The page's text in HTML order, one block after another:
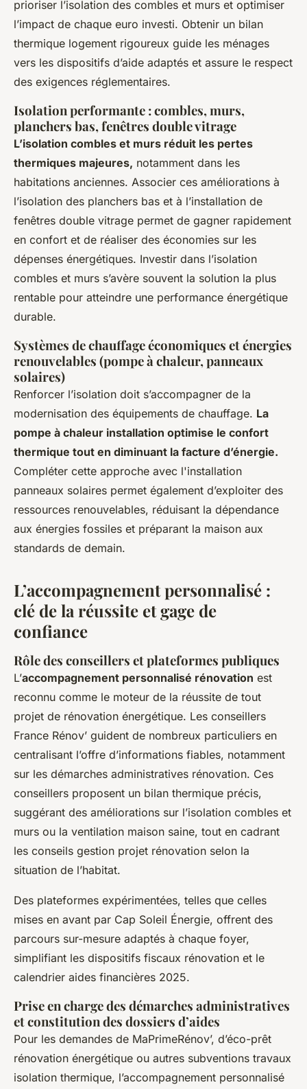
prioriser l’isolation des combles et murs et optimiser
l’impact de chaque euro investi. Obtenir un bilan
thermique logement rigoureux guide les ménages
vers les dispositifs d’aide adaptés et assure le respect
des exigences réglementaires.
Isolation performante : combles, murs,
planchers bas, fenêtres double vitrage
L’isolation combles et murs réduit les pertes
thermiques majeures, notamment dans les
habitations anciennes. Associer ces améliorations à
l’isolation des planchers bas et à l’installation de
fenêtres double vitrage permet de gagner rapidement
en confort et de réaliser des économies sur les
dépenses énergétiques. Investir dans l’isolation
combles et murs s’avère souvent la solution la plus
rentable pour atteindre une performance énergétique
durable.
Systèmes de chauffage économiques et énergies
renouvelables (pompe à chaleur, panneaux
solaires)
Renforcer l’isolation doit s’accompagner de la
modernisation des équipements de chauffage. La
pompe à chaleur installation optimise le confort
thermique tout en diminuant la facture d’énergie.
Compléter cette approche avec l'installation
panneaux solaires permet également d’exploiter des
ressources renouvelables, réduisant la dépendance
aux énergies fossiles et préparant la maison aux
standards de demain.
L’accompagnement personnalisé :
clé de la réussite et gage de
confiance
Rôle des conseillers et plateformes publiques
L’accompagnement personnalisé rénovation est
reconnu comme le moteur de la réussite de tout
projet de rénovation énergétique. Les conseillers
France Rénov’ guident de nombreux particuliers en
centralisant l’offre d’informations fiables, notamment
sur les démarches administratives rénovation. Ces
conseillers proposent un bilan thermique précis,
suggérant des améliorations sur l’isolation combles et
murs ou la ventilation maison saine, tout en cadrant
les conseils gestion projet rénovation selon la
situation de l’habitat.
Des plateformes expérimentées, telles que celles
mises en avant par Cap Soleil Énergie, offrent des
parcours sur-mesure adaptés à chaque foyer,
simplifiant les dispositifs fiscaux rénovation et le
calendrier aides financières 2025.
Prise en charge des démarches administratives
et constitution des dossiers d’aides
Pour les demandes de MaPrimeRénov’, d’éco-prêt
rénovation énergétique ou autres subventions travaux
isolation thermique, l’accompagnement personnalisé